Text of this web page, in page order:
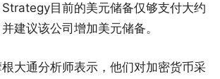
目前的美元储备仅够支付大约
建议该公司增加美元储备。
大通分析师表示，他们对加密货币采